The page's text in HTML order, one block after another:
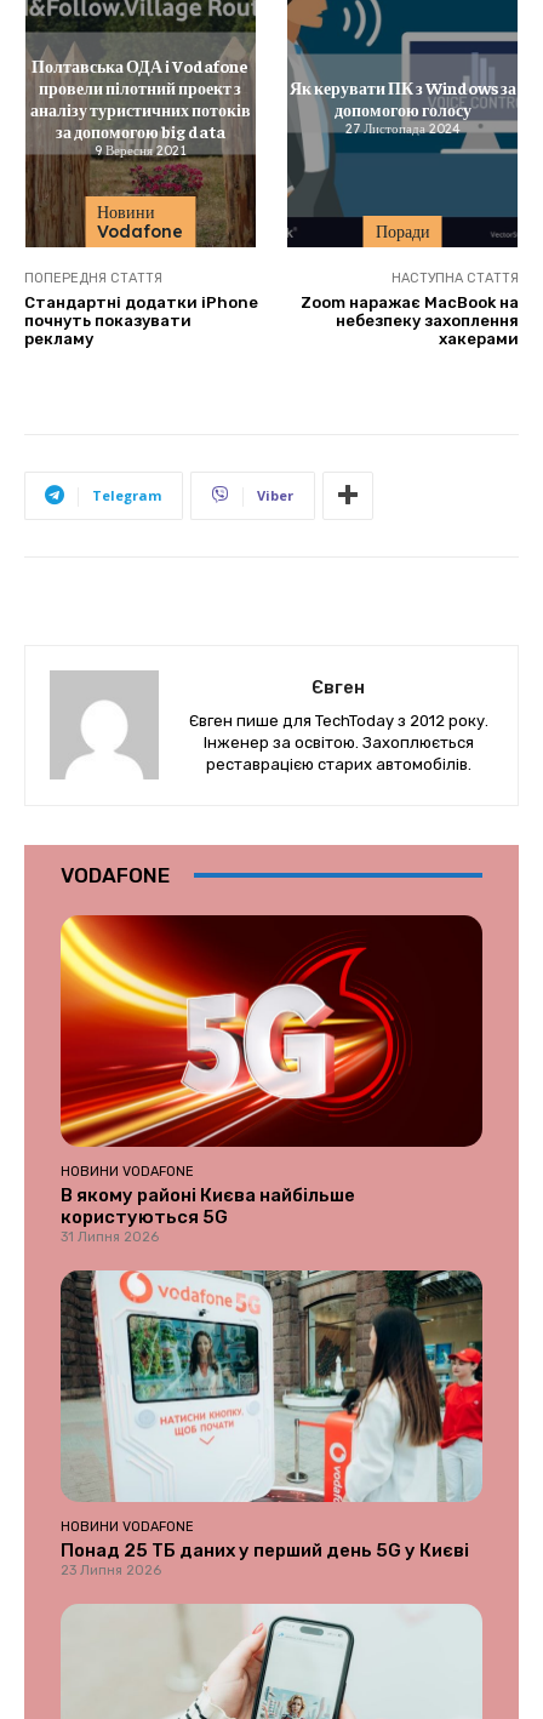
Новини
Vodafone
Полтавська ОДА і Vodafone
провели пілотний проект з
аналізу туристичних потоків
за допомогою big data
9 Вересня 2021
Поради
Як керувати ПК з Windows за
допомогою голосу
27 Листопада 2024
ПОПЕРЕДНЯ СТАТТЯ
Стандартні додатки iPhone
почнуть показувати
рекламу
НАСТУПНА СТАТТЯ
Zoom наражає MacBook на
небезпеку захоплення
хакерами
Telegram Viber
Євген
Євген пише для TechToday з 2012 року.
Інженер за освітою. Захоплюється
реставрацією старих автомобілів.
VODAFONE
НОВИНИ VODAFONE
В якому районі Києва найбільше
користуються 5G
31 Липня 2026
НОВИНИ VODAFONE
Понад 25 ТБ даних у перший день 5G у Києві
23 Липня 2026